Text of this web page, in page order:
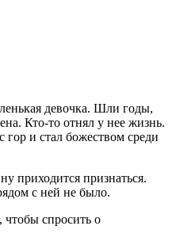
девочка. Шли годы,
Кто-то отнял у нее жизнь.
и стал божеством среди
приходится признаться.
с ней не было.
чтобы спросить о